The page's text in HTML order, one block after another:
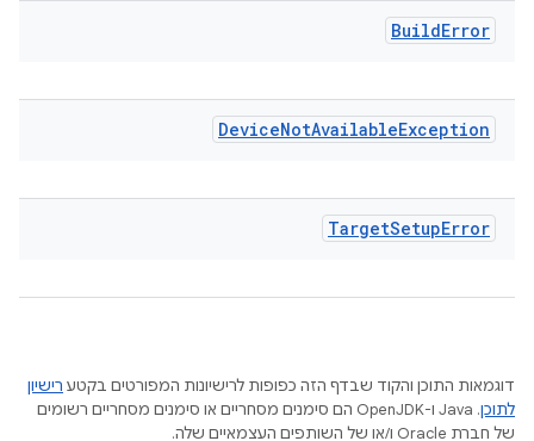
BuildError
DeviceNotAvailableException
TargetSetupError
דוגמאות התוכן והקוד שבדף הזה כפופות לרישיונות המפורטים בקטע רישיון
לתוכן
.‏ Java ו-OpenJDK הם סימנים מסחריים או סימנים מסחריים רשומים
של חברת Oracle ו/או של השותפים העצמאיים שלה.